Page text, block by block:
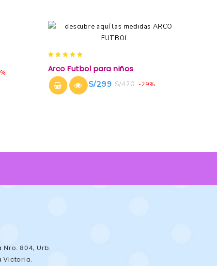
out of 5
Arco Futbol para niños
S/420
S/299 -29%
804, Urb.
Victoria.